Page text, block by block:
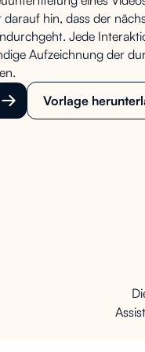
hin, dass der
Jede
Aufzeichnung der
Vorlage